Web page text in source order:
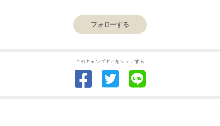
フォローする
このキャンプギアをシェアする